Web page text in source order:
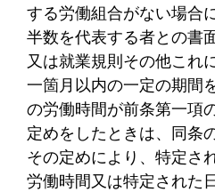
する労働組合がない場合
半数を代表する者との書
又は就業規則その他これ
一箇月以内の一定の期間
の労働時間が前条第一項
定めをしたときは、同条
その定めにより、特定さ
労働時間又は特定された